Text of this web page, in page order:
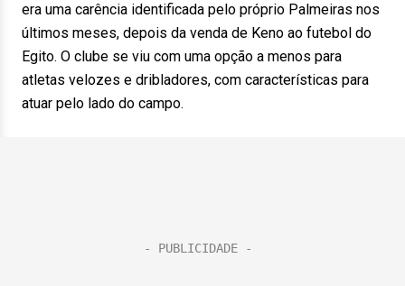
era uma carência identificada pelo próprio Palmeiras nos
últimos meses, depois da venda de Keno ao futebol do
Egito. O clube se viu com uma opção a menos para
atletas velozes e dribladores, com características para
atuar pelo lado do campo.